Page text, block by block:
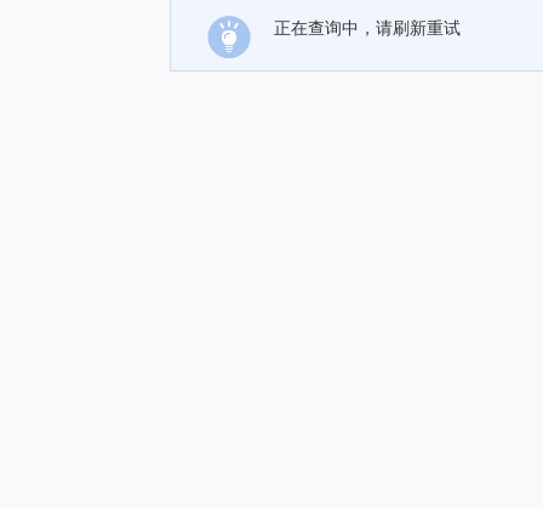
正在查询中，请刷新重试